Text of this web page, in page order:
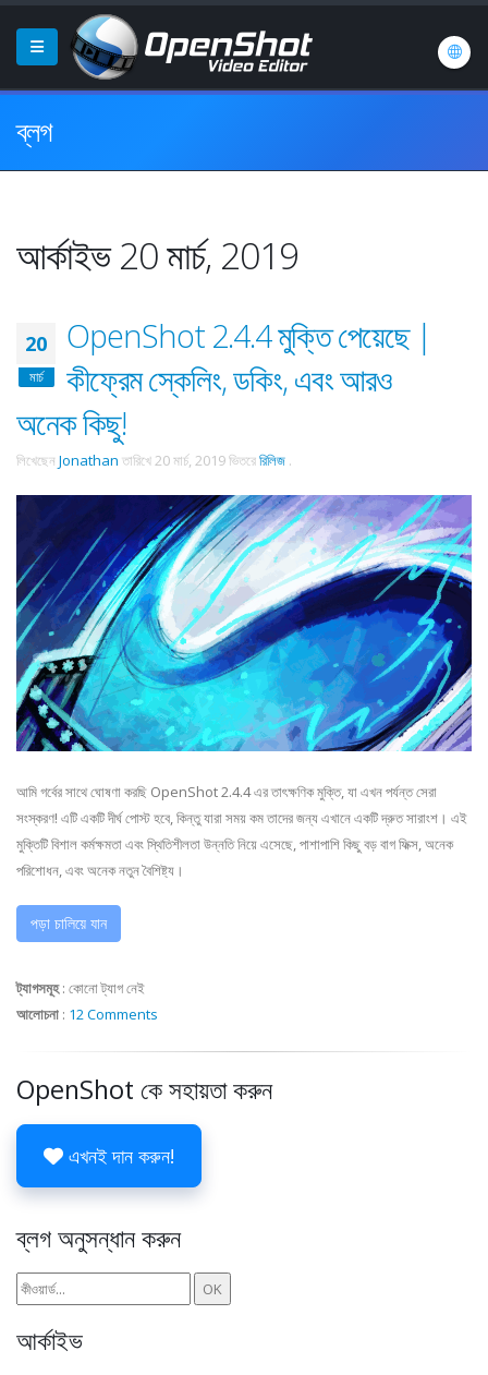
ব্লগ
আর্কাইভ 20 মার্চ, 2019
20
মার্চ
OpenShot 2.4.4 মুক্তি পেয়েছে |
কীফ্রেম স্কেলিং, ডকিং, এবং আরও
অনেক কিছু!
লিখেছেন Jonathan তারিখে20 মার্চ, 2019ভিতরেরিলিজ .
আমি গর্বের সাথে ঘোষণা করছি OpenShot 2.4.4 এর তাৎক্ষণিক মুক্তি, যা এখন পর্যন্ত সেরা
সংস্করণ! এটি একটি দীর্ঘ পোস্ট হবে, কিন্তু যারা সময় কম তাদের জন্য এখানে একটি দ্রুত সারাংশ। এই
মুক্তিটি বিশাল কর্মক্ষমতা এবং স্থিতিশীলতা উন্নতি নিয়ে এসেছে, পাশাপাশি কিছু বড় বাগ ফিক্স, অনেক
পরিশোধন, এবং অনেক নতুন বৈশিষ্ট্য।
পড়া চালিয়ে যান
ট্যাগসমূহ: কোনো ট্যাগ নেই
আলোচনা : 12 Comments
OpenShot কে সহায়তা করুন
এখনই দান করুন!
ব্লগ অনুসন্ধান করুন
আর্কাইভ